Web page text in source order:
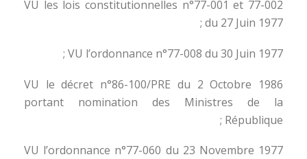
VU les lois constitutionnelles n°77-001 et 77-002
du 27 Juin 1977 ;
VU l’ordonnance n°77-008 du 30 Juin 1977 ;
VU le décret n°86-100/PRE du 2 Octobre 1986
portant nomination des Ministres de la
République ;
VU l’ordonnance n°77-060 du 23 Novembre 1977